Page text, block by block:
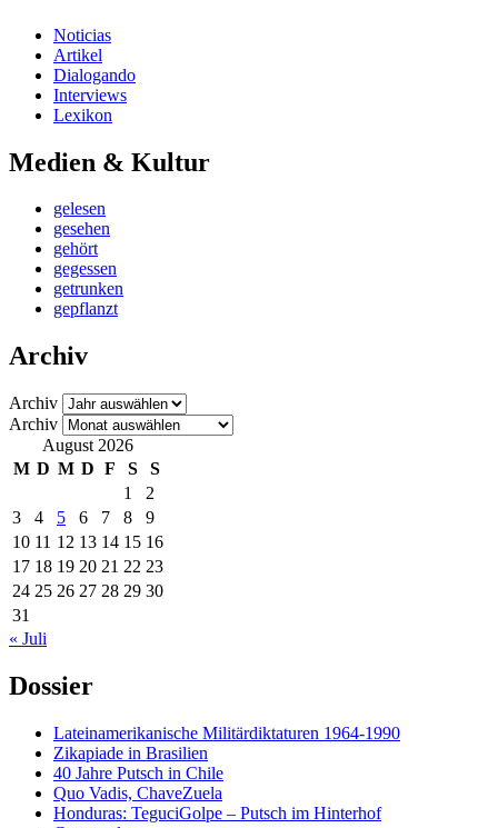
Noticias
Artikel
Dialogando
Interviews
Lexikon
Medien & Kultur
gelesen
gesehen
gehört
gegessen
getrunken
gepflanzt
Archiv
Archiv
Archiv
August 2026
M D M D F S
S
1
2
3
4 5 6 7 8
9
10 11 12 13 14 15 16
17 18 19 20 21 22 23
24 25 26 27 28 29 30
31
« Juli
Dossier
Lateinamerikanische Militärdiktaturen 1964-1990
Zikapiade in Brasilien
40 Jahre Putsch in Chile
Quo Vadis, ChaveZuela
Honduras: TeguciGolpe – Putsch im Hinterhof